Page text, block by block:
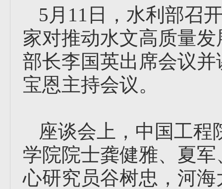
5月11日，水利部召
家对推动水文高质量
部长李国英出席会议
宝恩主持会议。
座谈会上，中国工程
学院院士龚健雅、夏
心研究员谷树忠，河